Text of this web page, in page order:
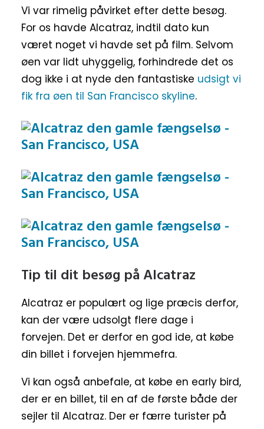
Vi var rimelig påvirket efter dette besøg.
For os havde Alcatraz, indtil dato kun
været noget vi havde set på film. Selvom
øen var lidt uhyggelig, forhindrede det os
dog ikke i at nyde den fantastiske udsigt vi
fik fra øen til San Francisco skyline.
Tip til dit besøg på Alcatraz
Alcatraz er populært og lige præcis derfor,
kan der være udsolgt flere dage i
forvejen. Det er derfor en god ide, at købe
din billet i forvejen hjemmefra.
Vi kan også anbefale, at købe en early bird,
der er en billet, til en af de første både der
sejler til Alcatraz. Der er færre turister på